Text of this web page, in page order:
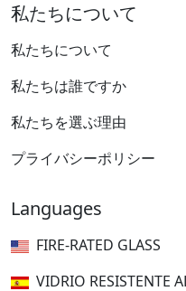
私たちについて
私たちについて
私たちは誰ですか
私たちを選ぶ理由
プライバシーポリシー
Languages
FIRE-RATED GLASS
VIDRIO RESISTENTE